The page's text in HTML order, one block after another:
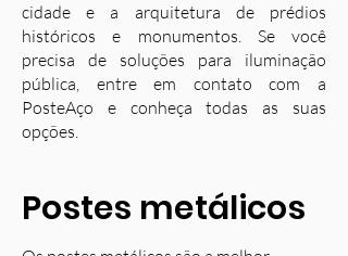
cidade e a arquitetura de prédios
históricos e monumentos. Se você
precisa de soluções para iluminação
pública, entre em contato com a
PosteAço e conheça todas as suas
opções.
Postes metálicos